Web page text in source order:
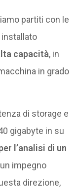
partiti con le
capacità, in
in grado
di storage e
gigabyte in su
l’analisi di un
impegno
direzione,